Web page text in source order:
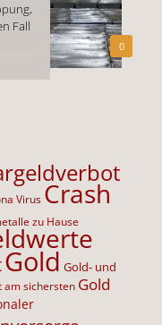
0
Fall
Virus Crash
zu Hause
Gold Gold- und
am sichersten Gold